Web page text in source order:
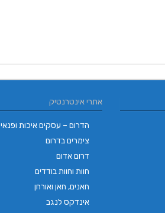
אתרי אינטרנטיק
הדרום – עסקים איכות ופנאי
צימרים בדרום
דרום אדום
חוות וחוות בודדים
חאנים, חאן ואורחן
אינדקס לנגב